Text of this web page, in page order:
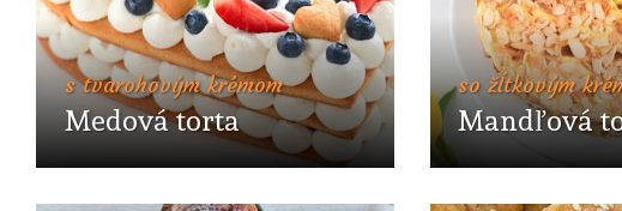
s tvarohovým krémom
Medová torta
so žĺtkovým
Mandľová